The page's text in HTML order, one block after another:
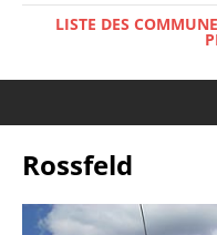
LISTE DES
Rossfeld